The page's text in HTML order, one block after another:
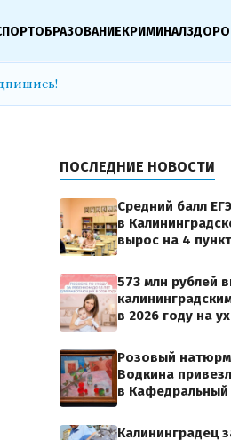
ОБРАЗОВАНИЕКРИМИНАЛ
ПОСЛЕДНИЕ НОВОСТИ
Средний балл
в
вырос на 4
573 млн рублей
в 2026 году на
Розовый
Водкина
в
Калининградец